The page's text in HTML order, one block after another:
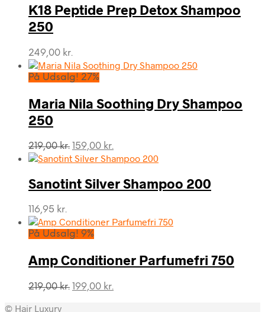
K18 Peptide Prep Detox Shampoo
250
249,00 kr.
På Udsalg! 27%
Maria Nila Soothing Dry Shampoo
250
219,00kr. Den
oprindelige
var:
219,00 kr..
159,00 kr.
aktuelle
er:
159,00 kr..
Sanotint Silver Shampoo 200
116,95 kr.
På Udsalg! 9%
Amp Conditioner Parfumefri 750
219,00kr. Den
199,00 kr.
© Hair Luxury